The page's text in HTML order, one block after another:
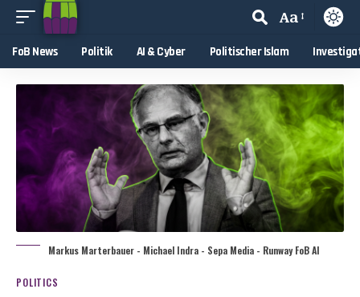
Aa
FoB News Politik AI & Cyber Politischer Islam
Markus Marterbauer - Michael Indra - Sepa Media - Runway FoB AI
POLITICS